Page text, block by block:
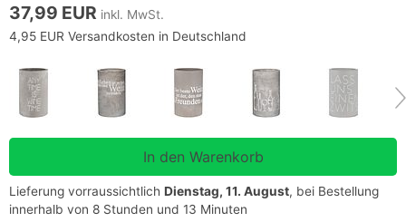
37,99 EUR inkl. MwSt.
4,95 EUR Versandkosten in Deutschland
Lieferung vorraussichtlich Dienstag, 11. August, bei Bestellung
innerhalb von 8 Stunden und 13 Minuten